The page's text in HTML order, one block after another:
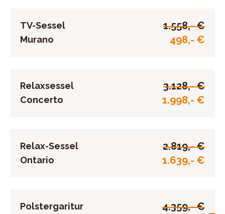
TV-Sessel
Murano
1.558,- €
498,- €
Relaxsessel
Concerto
3.128,- €
1.998,- €
Relax-Sessel
Ontario
2.819,- €
1.639,- €
Polstergaritur
4.359,- €